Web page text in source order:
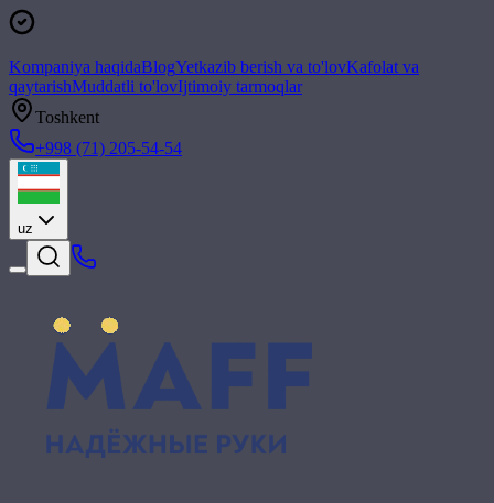
Kompaniya haqidaBlogYetkazib berish va to'lovKafolat va
qaytarishMuddatli to'lovIjtimoiy tarmoqlar
Toshkent
+998 (71) 205-54-54
uz